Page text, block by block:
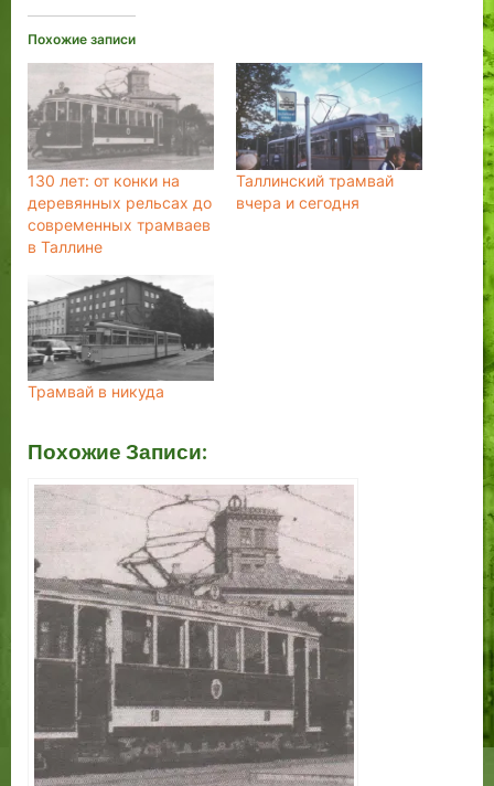
Похожие записи
130 лет: от конки на
деревянных рельсах до
современных трамваев
в Таллине
Таллинский трамвай
вчера и сегодня
Трамвай в никуда
Похожие Записи: